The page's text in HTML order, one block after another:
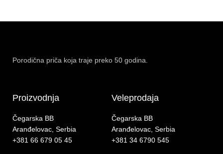
Porodična priča koja traje preko 50 godina.
Proizvodnja
Čegarska BB
Aranđelovac, Serbia
+381 66 679 05 45
Veleprodaja
Čegarska BB
Aranđelovac, Serbia
+381 34 6790 545